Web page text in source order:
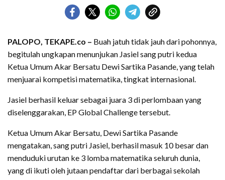
PALOPO, TEKAPE.co – Buah jatuh tidak jauh dari pohonnya,
begitulah ungkapan menunjukan Jasiel sang putri kedua
Ketua Umum Akar Bersatu Dewi Sartika Pasande, yang telah
menjuarai kompetisi matematika, tingkat internasional.
Jasiel berhasil keluar sebagai juara 3 di perlombaan yang
diselenggarakan, EP Global Challenge tersebut.
Ketua Umum Akar Bersatu, Dewi Sartika Pasande
mengatakan, sang putri Jasiel, berhasil masuk 10 besar dan
menduduki urutan ke 3 lomba matematika seluruh dunia,
yang di ikuti oleh jutaan pendaftar dari berbagai sekolah